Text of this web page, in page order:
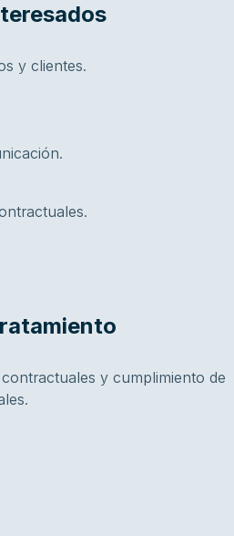
y clientes.
y cumplimiento de